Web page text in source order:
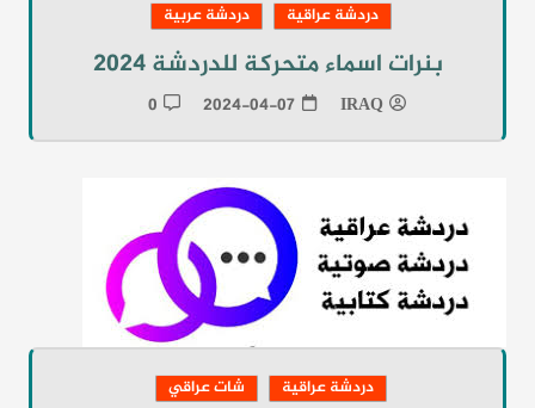
دردشة عراقية دردشة عربية
بنرات اسماء متحركة للدردشة 2024
IRAQ
2024-04-07
0
دردشة عراقية شات عراقي